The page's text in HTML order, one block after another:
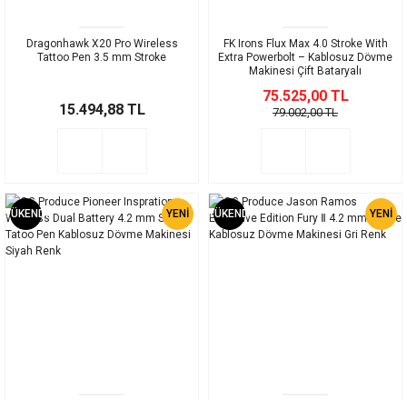
Dragonhawk X20 Pro Wireless
Tattoo Pen 3.5 mm Stroke
15.494,88 TL
FK Irons Flux Max 4.0 Stroke With
Extra Powerbolt – Kablosuz Dövme
Makinesi Çift Bataryalı
75.525,00 TL
79.002,00 TL
YENİ
TÜKENDİ YENİ
TÜKENDİ